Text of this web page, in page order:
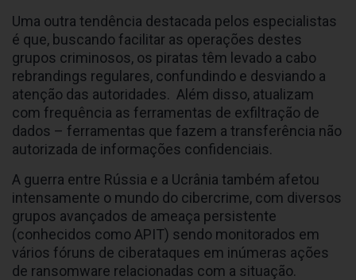
Uma outra tendência destacada pelos especialistas
é que, buscando facilitar as operações destes
grupos criminosos, os piratas têm levado a cabo
rebrandings regulares, confundindo e desviando a
atenção das autoridades. Além disso, atualizam
com frequência as ferramentas de exfiltração de
dados – ferramentas que fazem a transferência não
autorizada de informações confidenciais.
A guerra entre Rússia e a Ucrânia também afetou
intensamente o mundo do cibercrime, com diversos
grupos avançados de ameaça persistente
(conhecidos como APIT) sendo monitorados em
vários fóruns de ciberataques em inúmeras ações
de ransomware relacionadas com a situação.